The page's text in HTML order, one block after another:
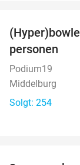
personen
Podium19
Middelburg
Solgt: 254